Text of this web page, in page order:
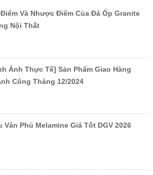
Và Nhược Điểm Của Đá Ốp Granite
Nội Thất
Ảnh Thực Tế] Sản Phẩm Giao Hàng
Công Tháng 12/2024
Ván Phủ Melamine Giá Tốt DGV 2026